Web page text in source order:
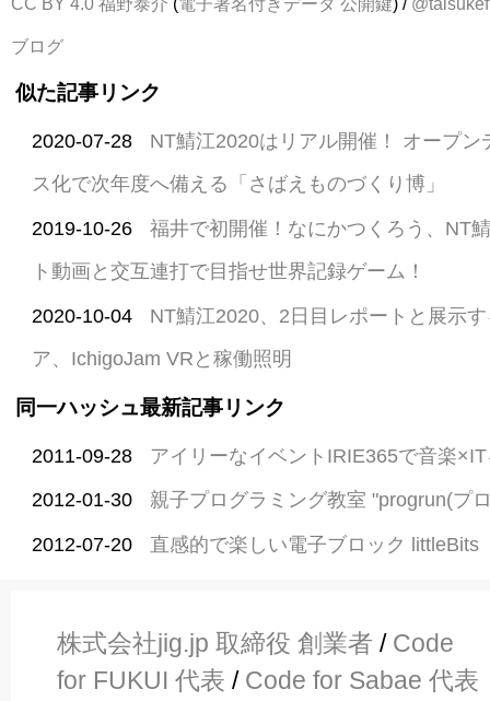
ブログ
似た記事リンク
2020-07-28
NT鯖江2020はリアル開催！ オープン
ス化で次年度へ備える「さばえものづくり博」
2019-10-26
福井で初開催！なにかつくろう、NT
ト動画と交互連打で目指せ世界記録ゲーム！
2020-10-04
NT鯖江2020、2日目レポートと展示
ア、IchigoJam VRと稼働照明
同一ハッシュ最新記事リンク
2011-09-28 アイリーなイベントIRIE365で音楽
2012-01-30 親子プログラミング教室 "progrun(プ
2012-07-20 直感的で楽しい電子ブロック littleBits
株式会社jig.jp 取締役 創業者 / Code
for FUKUI 代表 / Code for Sabae 代表